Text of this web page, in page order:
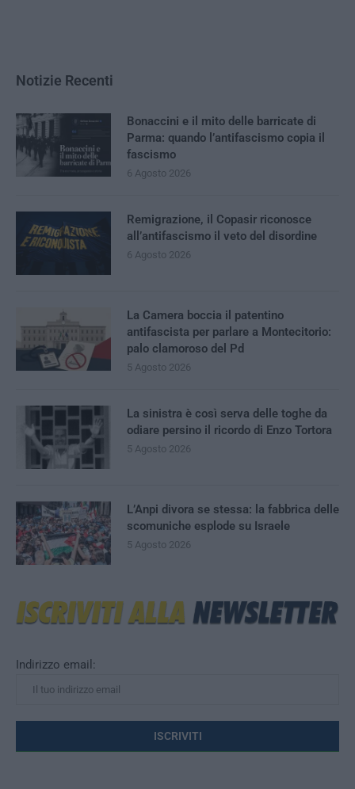
Indirizzo email:
Notizie Recenti
Bonaccini e il mito delle barricate di
Parma: quando l’antifascismo copia il
fascismo
6 Agosto 2026
Remigrazione, il Copasir riconosce
all’antifascismo il veto del disordine
6 Agosto 2026
La Camera boccia il patentino
antifascista per parlare a Montecitorio:
palo clamoroso del Pd
5 Agosto 2026
La sinistra è così serva delle toghe da
odiare persino il ricordo di Enzo Tortora
5 Agosto 2026
L’Anpi divora se stessa: la fabbrica delle
scomuniche esplode su Israele
5 Agosto 2026